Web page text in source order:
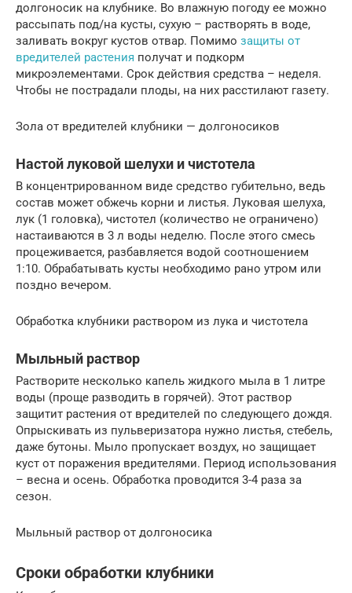
долгоносик на клубнике. Во влажную погоду ее можно
рассыпать под/на кусты, сухую – растворять в воде,
заливать вокруг кустов отвар. Помимо защиты от
вредителей растения получат и подкорм
микроэлементами. Срок действия средства – неделя.
Чтобы не пострадали плоды, на них расстилают газету.
Зола от вредителей клубники — долгоносиков
Настой луковой шелухи и чистотела
В концентрированном виде средство губительно, ведь
состав может обжечь корни и листья. Луковая шелуха,
лук (1 головка), чистотел (количество не ограничено)
настаиваются в 3 л воды неделю. После этого смесь
процеживается, разбавляется водой соотношением
1:10. Обрабатывать кусты необходимо рано утром или
поздно вечером.
Обработка клубники раствором из лука и чистотела
Мыльный раствор
Растворите несколько капель жидкого мыла в 1 литре
воды (проще разводить в горячей). Этот раствор
защитит растения от вредителей по следующего дождя.
Опрыскивать из пульверизатора нужно листья, стебель,
даже бутоны. Мыло пропускает воздух, но защищает
куст от поражения вредителями. Период использования
– весна и осень. Обработка проводится 3-4 раза за
сезон.
Мыльный раствор от долгоносика
Сроки обработки клубники